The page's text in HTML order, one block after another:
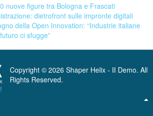
nuove figure tra Bologna e Frascati
dietrofront sulle impronte digitali
della Open Innovation: “Industrie italiane
ci sfugge”
Copyright © 2026 Shaper Helix - II Demo. All
Rights Reserved.